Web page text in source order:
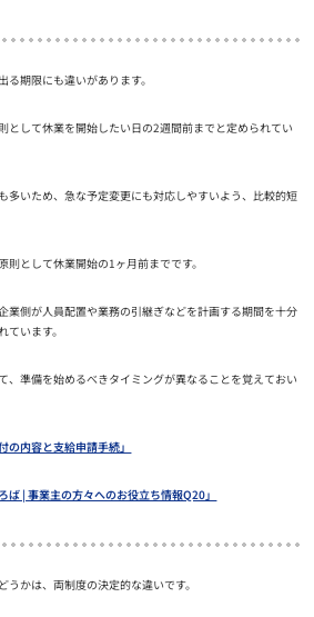
期限にも違いがあります。
として休業を開始したい日の2週間前までと定められてい
多いため、急な予定変更にも対応しやすいよう、比較的短
として休業開始の1ヶ月前までです。
業側が人員配置や業務の引継ぎなどを計画する期間を十分
います。
、準備を始めるべきタイミングが異なることを覚えておい
の内容と支給申請手続」
ば | 事業主の方々へのお役立ち情報Q20」
かは、両制度の決定的な違いです。